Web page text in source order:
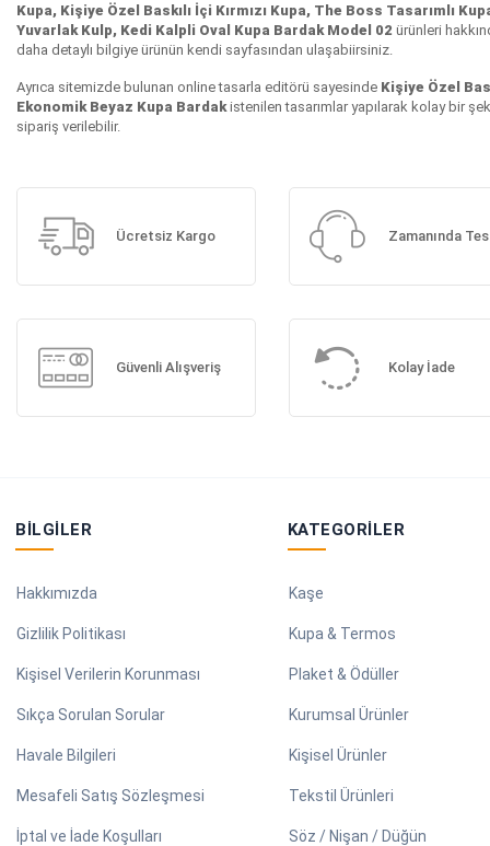
Kupa, Kişiye Özel Baskılı İçi Kırmızı Kupa, The Boss Tasarımlı
Yuvarlak Kulp, Kedi Kalpli Oval Kupa Bardak Model 02 ürünleri
daha detaylı bilgiye ürünün kendi sayfasından ulaşabiirsiniz.
Ayrıca sitemizde bulunan online tasarla editörü sayesinde Kişiye Özel
Ekonomik Beyaz Kupa Bardakistenilen tasarımlar yapılarak kolay bir
sipariş verilebilir.
Ücretsiz Kargo Zamanında
Güvenli Alışveriş Kolay İade
BILGILER
Hakkımızda
Gizlilik Politikası
Kişisel Verilerin Korunması
Sıkça Sorulan Sorular
Havale Bilgileri
Mesafeli Satış Sözleşmesi
İptal ve İade Koşulları
KATEGORILER
Kaşe
Kupa & Termos
Plaket & Ödüller
Kurumsal Ürünler
Kişisel Ürünler
Tekstil Ürünleri
Söz / Nişan / Düğün